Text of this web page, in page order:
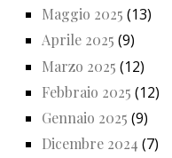
Maggio 2025 (13)
Aprile 2025 (9)
Marzo 2025 (12)
Febbraio 2025 (12)
Gennaio 2025 (9)
Dicembre 2024 (7)